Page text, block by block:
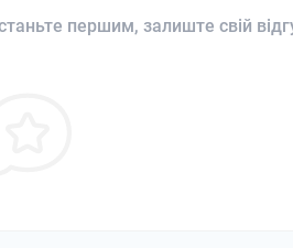
першим, залиште свій